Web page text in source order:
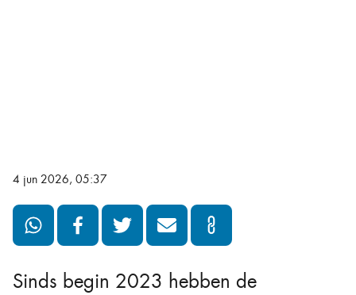
4 jun 2026, 05:37
Sinds begin 2023 hebben de